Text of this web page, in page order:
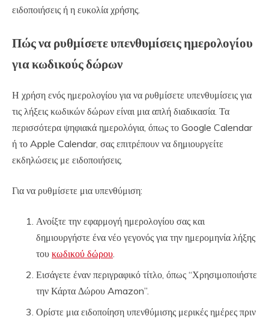
ειδοποιήσεις ή η ευκολία χρήσης.
Πώς να ρυθμίσετε υπενθυμίσεις ημερολογίου
για κωδικούς δώρων
Η χρήση ενός ημερολογίου για να ρυθμίσετε υπενθυμίσεις για
τις λήξεις κωδικών δώρων είναι μια απλή διαδικασία. Τα
περισσότερα ψηφιακά ημερολόγια, όπως το Google Calendar
ή το Apple Calendar, σας επιτρέπουν να δημιουργείτε
εκδηλώσεις με ειδοποιήσεις.
Για να ρυθμίσετε μια υπενθύμιση:
Ανοίξτε την εφαρμογή ημερολογίου σας και
δημιουργήστε ένα νέο γεγονός για την ημερομηνία λήξης
του κωδικού δώρου
Εισάγετε έναν περιγραφικό τίτλο, όπως “Χρησιμοποιήστε
την Κάρτα Δώρου Amazon”.
Ορίστε μια ειδοποίηση υπενθύμισης μερικές ημέρες πριν